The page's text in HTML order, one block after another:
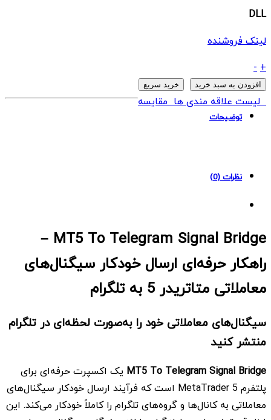
DLL
لینک فروشنده
ابزار
MT5
To
Telegram
+
-
افزودن به سبد خرید خرید سریع
لیست علاقه مندی هامقایسه
توضیحات
نظرات (0)
MT5 To Telegram Signal Bridge –
راهکار حرفه‌ای ارسال خودکار سیگنال‌های
معاملاتی متاتریدر 5 به تلگرام
سیگنال‌های معاملاتی خود را به‌صورت لحظه‌ای در تلگرام
منتشر کنید
MT5 To Telegram Signal Bridge یک اکسپرت حرفه‌ای برای
پلتفرم MetaTrader 5 است که فرآیند ارسال خودکار سیگنال‌های
معاملاتی به کانال‌ها و گروه‌های تلگرام را کاملاً خودکار می‌کند. این